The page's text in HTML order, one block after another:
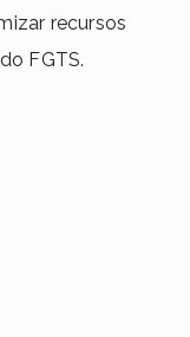
recursos
FGTS.